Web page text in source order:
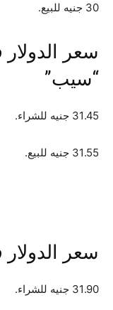
30 جنيه للبيع.
سعر
“سيب”
31.45 جنيه للشراء.
31.55 جنيه للبيع.
سعر
31.90 جنيه للشراء.